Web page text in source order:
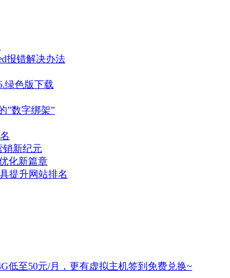
报错解决办法
绿色版下载
”数字绑架”
销新纪元
化新篇章
提升网站排名
低至50元/月，更有虚拟主机签到免费兑换~